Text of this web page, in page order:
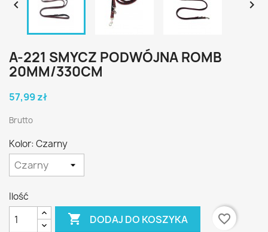
 
A-221 SMYCZ PODWÓJNA ROMB
20MM/330CM
57,99 zł
Brutto
Kolor: Czarny
Ilość
 DODAJ DO KOSZYKA favorite_border